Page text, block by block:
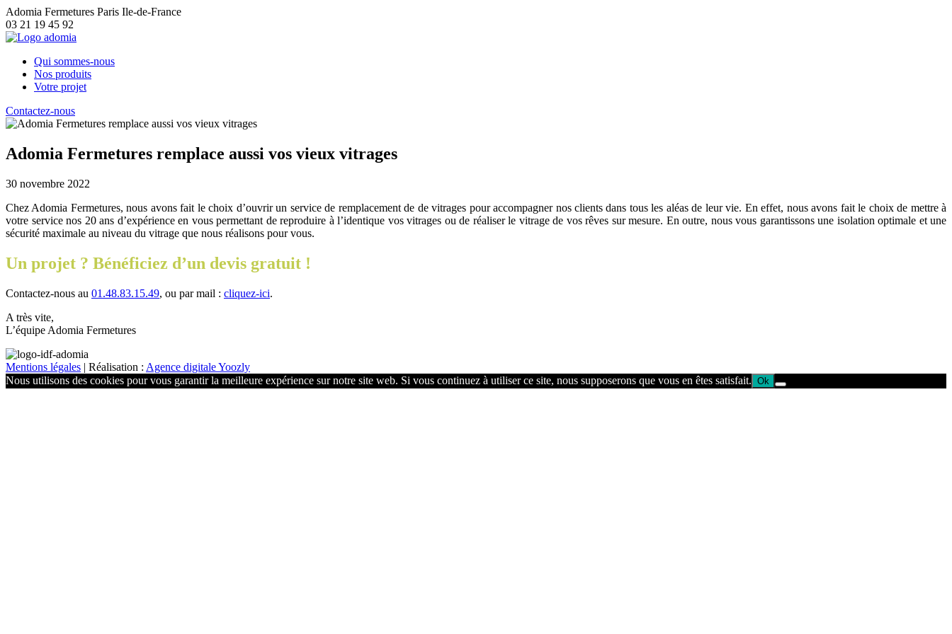
Adomia Fermetures Paris Ile-de-France
03 21 19 45 92
Qui sommes-nous
Nos produits
Votre projet
Contactez-nous
Adomia Fermetures remplace aussi vos vieux vitrages
30 novembre 2022
Chez Adomia Fermetures, nous avons fait le choix d’ouvrir un service de remplacement de de vitrages pour accompagner nos clients dans tous les aléas de leur vie. En effet, nous avons fait le choix de mettre à
votre service nos 20 ans d’expérience en vous permettant de reproduire à l’identique vos vitrages ou de réaliser le vitrage de vos rêves sur mesure. En outre, nous vous garantissons une isolation optimale et une
sécurité maximale au niveau du vitrage que nous réalisons pour vous.
Un projet ? Bénéficiez d’un devis gratuit !
Contactez-nous au 01.48.83.15.49, ou par mail : cliquez-ici.
A très vite,
L’équipe Adomia Fermetures
Mentions légales | Réalisation : Agence digitale Yoozly
Nous utilisons des cookies pour vous garantir la meilleure expérience sur notre site web. Si vous continuez à utiliser ce site, nous supposerons que vous en êtes satisfait. Ok